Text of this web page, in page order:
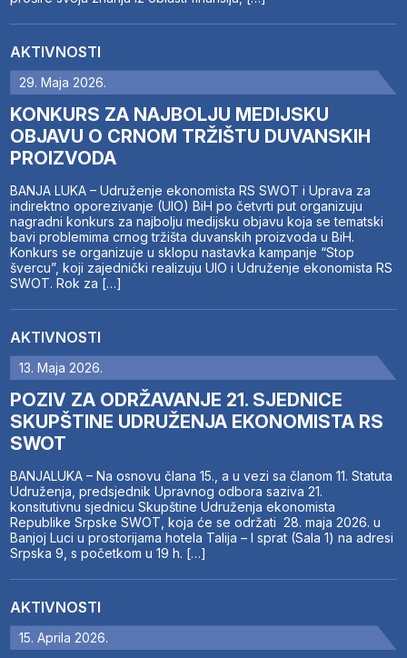
AKTIVNOSTI
29. Maja 2026.
KONKURS ZA NAJBOLJU MEDIJSKU
OBJAVU O CRNOM TRŽIŠTU DUVANSKIH
PROIZVODA
BANJA LUKA – Udruženje ekonomista RS SWOT i Uprava za
indirektno oporezivanje (UIO) BiH po četvrti put organizuju
nagradni konkurs za najbolju medijsku objavu koja se tematski
bavi problemima crnog tržišta duvanskih proizvoda u BiH.
Konkurs se organizuje u sklopu nastavka kampanje “Stop
švercu”, koji zajednički realizuju UIO i Udruženje ekonomista RS
SWOT. Rok za […]
AKTIVNOSTI
13. Maja 2026.
POZIV ZA ODRŽAVANJE 21. SJEDNICE
SKUPŠTINE UDRUŽENJA EKONOMISTA RS
SWOT
BANJALUKA – Na osnovu člana 15., a u vezi sa članom 11. Statuta
Udruženja, predsjednik Upravnog odbora saziva 21.
konsitutivnu sjednicu Skupštine Udruženja ekonomista
Republike Srpske SWOT, koja će se održati 28. maja 2026. u
Banjoj Luci u prostorijama hotela Talija – I sprat (Sala 1) na adresi
Srpska 9, s početkom u 19 h. […]
AKTIVNOSTI
15. Aprila 2026.